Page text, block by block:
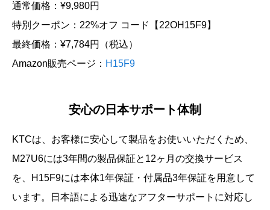
通常価格：¥9,980円
特別クーポン：22%オフ コード【22OH15F9】
最終価格：¥7,784円（税込）
Amazon販売ページ： H15F9
安心の日本サポート体制
KTCは、お客様に安心して製品をお使いいただくため、
M27U6には3年間の製品保証と12ヶ月の交換サービス
を、H15F9には本体1年保証・付属品3年保証を用意して
います。日本語による迅速なアフターサポートに対応し